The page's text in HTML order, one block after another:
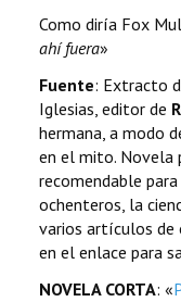
Como diría Fox
ahí fuera»
Fuente: Extracto
Iglesias, editor de
hermana, a modo
en el mito. Novela
recomendable
ochenteros, la
varios artículos de
en el enlace para
NOVELA CORTA: «